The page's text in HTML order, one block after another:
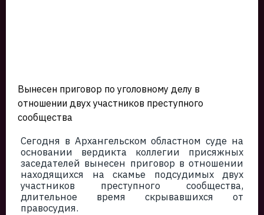
Вынесен приговор по уголовному делу в
отношении двух участников преступного
сообщества
Сегодня в Архангельском областном суде на
основании вердикта коллегии присяжных
заседателей вынесен приговор в отношении
находящихся на скамье подсудимых двух
участников преступного сообщества,
длительное время скрывавшихся от
правосудия.